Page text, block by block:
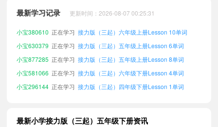
最新学习记录 更新时间：2026-08-07 00:25:31
小宝494705 正在学习 接力版（三起）三年级上册Lesson 6单词
小宝380610 正在学习 接力版（三起）六年级上册Lesson 10单词
小宝630379 正在学习 接力版（三起）五年级上册Lesson 6单词
小宝877285 正在学习 接力版（三起）五年级上册Lesson 8单词
小宝581066 正在学习 接力版（三起）六年级下册Lesson 4单词
小宝296144 正在学习 接力版（三起）四年级下册Lesson 1单词
最新小学接力版（三起）五年级下册资讯